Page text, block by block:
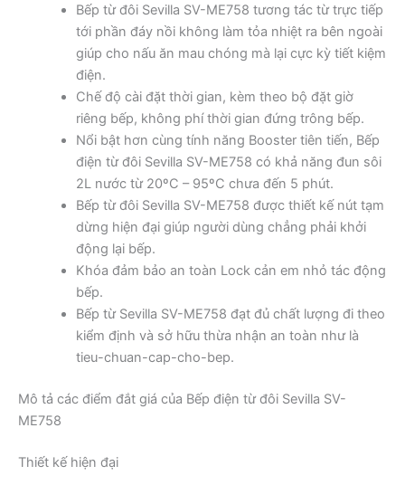
Bếp từ đôi Sevilla SV-ME758 tương tác từ trực tiếp
tới phần đáy nồi không làm tỏa nhiệt ra bên ngoài
giúp cho nấu ăn mau chóng mà lại cực kỳ tiết kiệm
điện.
Chế độ cài đặt thời gian, kèm theo bộ đặt giờ
riêng bếp, không phí thời gian đứng trông bếp.
Nổi bật hơn cùng tính năng Booster tiên tiến, Bếp
điện từ đôi Sevilla SV-ME758 có khả năng đun sôi
2L nước từ 20ºC – 95ºC chưa đến 5 phút.
Bếp từ đôi Sevilla SV-ME758 được thiết kế nút tạm
dừng hiện đại giúp người dùng chẳng phải khởi
động lại bếp.
Khóa đảm bảo an toàn Lock cản em nhỏ tác động
bếp.
Bếp từ Sevilla SV-ME758 đạt đủ chất lượng đi theo
kiểm định và sở hữu thừa nhận an toàn như là
tieu-chuan-cap-cho-bep.
Mô tả các điểm đắt giá của Bếp điện từ đôi Sevilla SV-
ME758
Thiết kế hiện đại